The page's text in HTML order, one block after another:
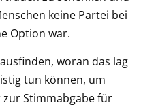
keine Partei bei
Option war.
woran das lag
tun können, um
Stimmabgabe für